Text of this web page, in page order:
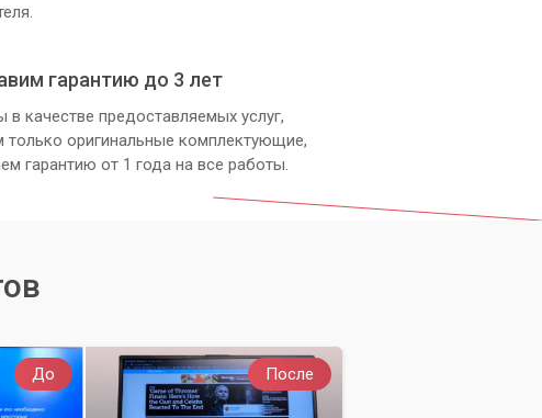
гарантию до 3 лет
в качестве предоставляемых услуг,
только оригинальные комплектующие,
гарантию от 1 года на все работы.
До После